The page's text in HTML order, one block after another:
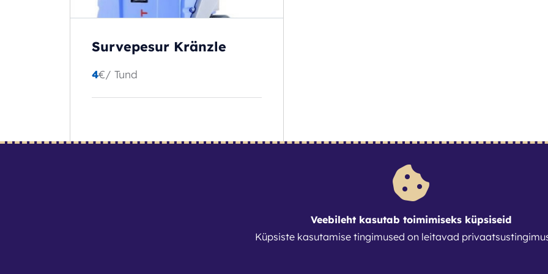
Survepesur Kränzle
4€/ Tund
Veebileht kasutab toimimiseks küpsiseid
Küpsiste kasutamise tingimused on leitavad